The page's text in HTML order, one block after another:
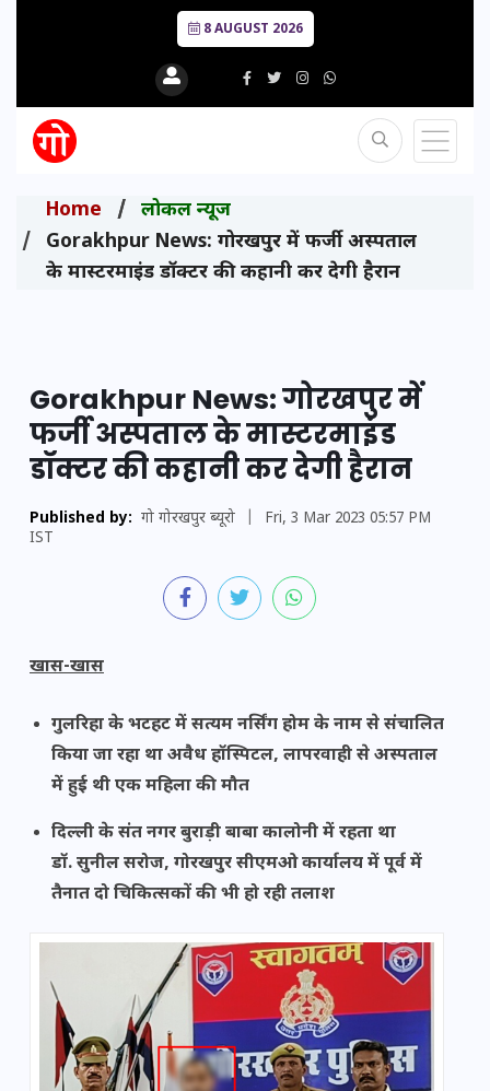
8 AUGUST 2026
Home
लोकल न्यूज
Gorakhpur News: गोरखपुर में फर्जी अस्पताल
के मास्टरमाइंड डॉक्टर की कहानी कर देगी हैरान
Gorakhpur News: गोरखपुर में
फर्जी अस्पताल के मास्टरमाइंड
डॉक्टर की कहानी कर देगी हैरान
Published by: गो गोरखपुर ब्यूरो
Fri, 3 Mar 2023 05:57 PM
IST
खास-खास
गुलरिहा के भटहट में सत्यम नर्सिंग होम के नाम से संचालित
किया जा रहा था अवैध हॉस्पिटल, लापरवाही से अस्पताल
में हुई थी एक महिला की मौत
दिल्ली के संत नगर बुराड़ी बाबा कालोनी में रहता था
डॉ. सुनील सरोज, गोरखपुर सीएमओ कार्यालय में पूर्व में
तैनात दो चिकित्सकों की भी हो रही तलाश